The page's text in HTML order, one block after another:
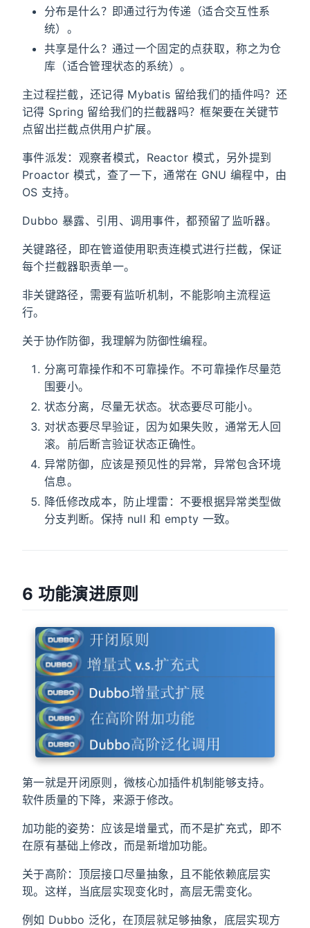
分布是什么？即通过行为传递（适合交互性系
统）。
共享是什么？通过一个固定的点获取，称之为仓
库（适合管理状态的系统）。
主过程拦截，还记得 Mybatis 留给我们的插件吗？还
记得 Spring 留给我们的拦截器吗？框架要在关键节
点留出拦截点供用户扩展。
事件派发：观察者模式，Reactor 模式，另外提到
Proactor 模式，查了一下，通常在 GNU 编程中，由
OS 支持。
Dubbo 暴露、引用、调用事件，都预留了监听器。
关键路径，即在管道使用职责连模式进行拦截，保证
每个拦截器职责单一。
非关键路径，需要有监听机制，不能影响主流程运
行。
关于协作防御，我理解为防御性编程。
分离可靠操作和不可靠操作。不可靠操作尽量范
围要小。
状态分离，尽量无状态。状态要尽可能小。
对状态要尽早验证，因为如果失败，通常无人回
滚。前后断言验证状态正确性。
异常防御，应该是预见性的异常，异常包含环境
信息。
降低修改成本，防止埋雷：不要根据异常类型做
分支判断。保持 null 和 empty 一致。
6 功能演进原则
第一就是开闭原则，微核心加插件机制能够支持。
软件质量的下降，来源于修改。
加功能的姿势：应该是增量式，而不是扩充式，即不
在原有基础上修改，而是新增加功能。
关于高阶：顶层接口尽量抽象，且不能依赖底层实
现。这样，当底层实现变化时，高层无需变化。
例如 Dubbo 泛化，在顶层就足够抽象，底层实现方